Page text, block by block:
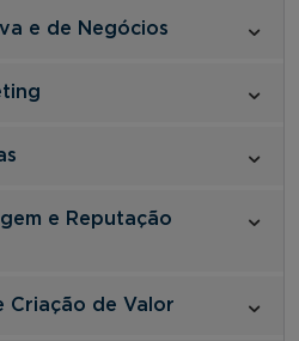
e de Negócios
e Reputação
Criação de Valor